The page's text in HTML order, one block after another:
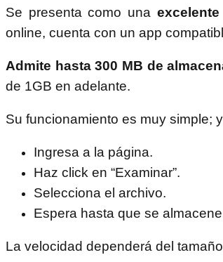
Se presenta como una
online, cuenta con un app
Admite hasta 300 MB de
de 1GB en adelante.
Su funcionamiento es muy simple;
Ingresa a la página.
Haz click en “Examinar”.
Selecciona el archivo.
Espera hasta que se
La velocidad dependerá del